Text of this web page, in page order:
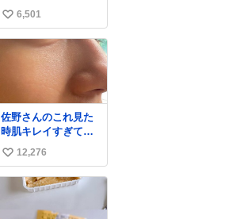
も白くなる。
い
い
6,501
佐野さんのこれ見た
時肌キレイすぎてび
っくりしたし、やは
りアイドルって体型･
肌管理すごすぎる
い
い
ね
12,276